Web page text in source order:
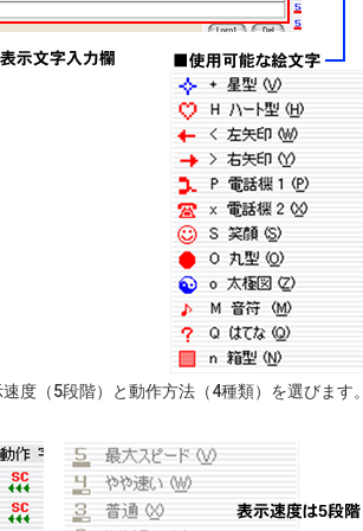
度（5段階）と動作方法（4種類）を選びます。